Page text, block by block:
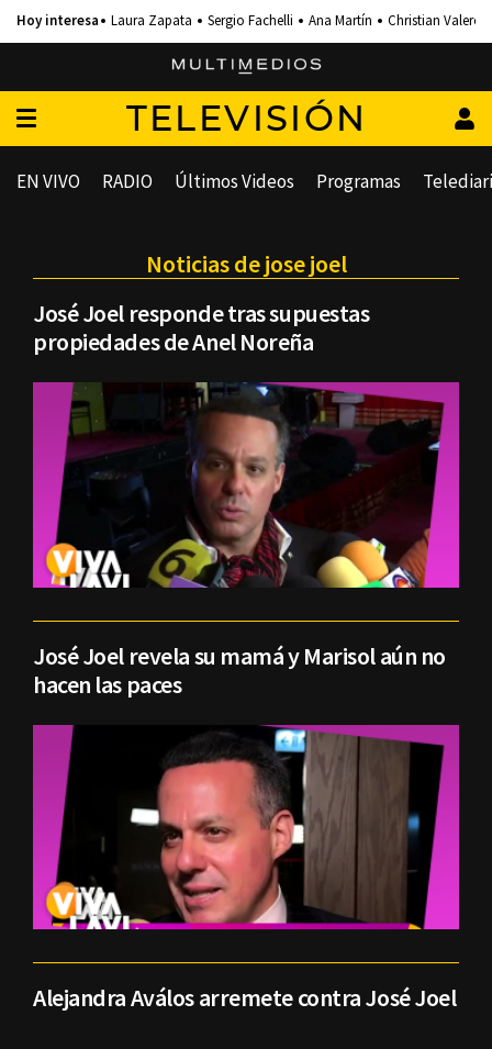
Laura Zapata Sergio Fachelli Ana Martín Christian Valero
TELEVISIÓN
EN VIVO RADIO Últimos Videos Programas
Noticias de jose joel
José Joel responde tras supuestas
propiedades de Anel Noreña
José Joel revela su mamá y Marisol aún no
hacen las paces
Alejandra Aválos arremete contra José Joel